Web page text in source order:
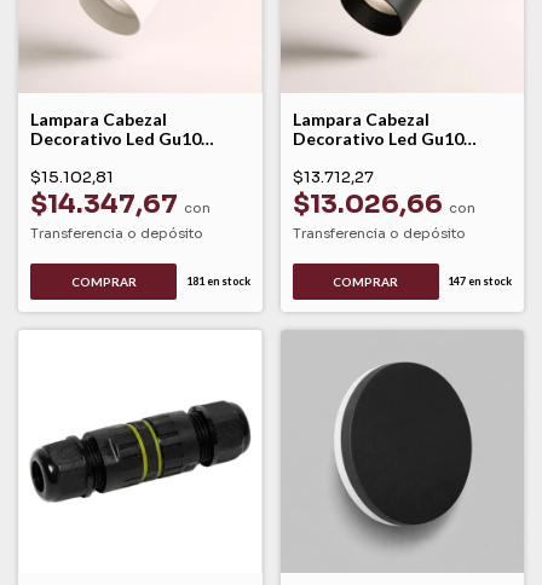
Lampara Cabezal
Decorativo Led Gu10
$15.102,81
$14.347,67 con
Transferencia o depósito
181 en stock
Lampara Cabezal
Decorativo Led Gu10
$13.712,27
$13.026,66 con
Transferencia o depósito
147en stock